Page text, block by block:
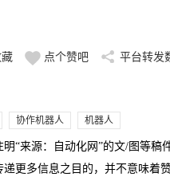
点个赞吧 平台转发
协作机器人 机器人
明“来源：自动化网”的文/图等稿
更多信息之目的，并不意味着